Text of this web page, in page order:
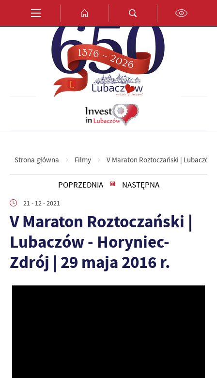
Przejdź do wyszukiwarki.
Przejdź do ustawień wielkości czcionki.
Włącz wersję kontrastową strony.
Strona główna Filmy V Maraton Roztoczański |
POPRZEDNIA NASTĘPNA
21 - 12 - 2021
V Maraton Roztoczański |
Lubaczów - Horyniec-
Zdrój | 29 maja 2016 r.